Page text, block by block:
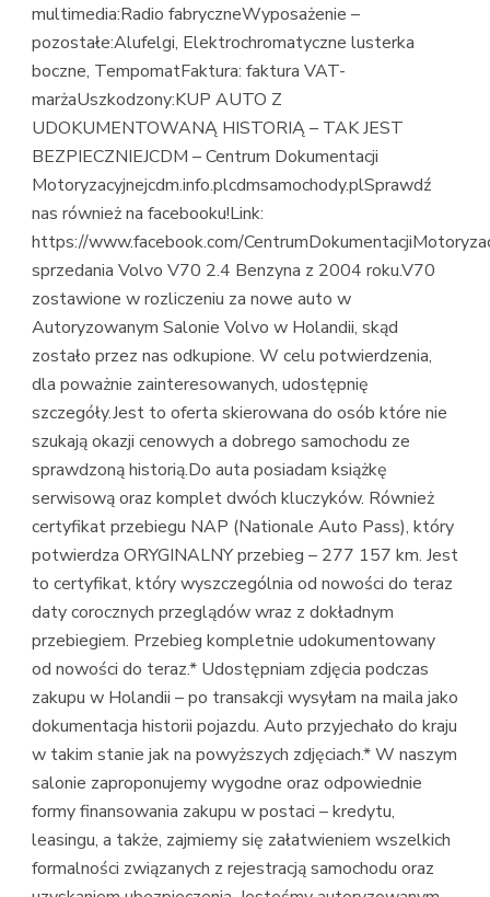
multimedia:Radio fabryczneWyposażenie –
pozostałe:Alufelgi, Elektrochromatyczne lusterka
boczne, TempomatFaktura: faktura VAT-
marżaUszkodzony:KUP AUTO Z
UDOKUMENTOWANĄ HISTORIĄ – TAK JEST
BEZPIECZNIEJCDM – Centrum Dokumentacji
Motoryzacyjnejcdm.info.plcdmsamochody.plSprawdź
nas również na facebooku!Link:
https://www.facebook.com/
sprzedania Volvo V70 2.4 Benzyna z 2004 roku.V70
zostawione w rozliczeniu za nowe auto w
Autoryzowanym Salonie Volvo w Holandii, skąd
zostało przez nas odkupione. W celu potwierdzenia,
dla poważnie zainteresowanych, udostępnię
szczegóły.Jest to oferta skierowana do osób które nie
szukają okazji cenowych a dobrego samochodu ze
sprawdzoną historią.Do auta posiadam książkę
serwisową oraz komplet dwóch kluczyków. Również
certyfikat przebiegu NAP (Nationale Auto Pass), który
potwierdza ORYGINALNY przebieg – 277 157 km. Jest
to certyfikat, który wyszczególnia od nowości do teraz
daty corocznych przeglądów wraz z dokładnym
przebiegiem. Przebieg kompletnie udokumentowany
od nowości do teraz.* Udostępniam zdjęcia podczas
zakupu w Holandii – po transakcji wysyłam na maila jako
dokumentacja historii pojazdu. Auto przyjechało do kraju
w takim stanie jak na powyższych zdjęciach.* W naszym
salonie zaproponujemy wygodne oraz odpowiednie
formy finansowania zakupu w postaci – kredytu,
leasingu, a także, zajmiemy się załatwieniem wszelkich
formalności związanych z rejestracją samochodu oraz